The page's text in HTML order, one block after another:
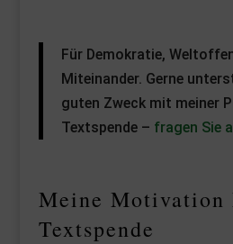
Für Demokratie,
Miteinander. Gerne
guten Zweck mit meiner
Textspende – fragen Sie
Meine Motivation
Textspende